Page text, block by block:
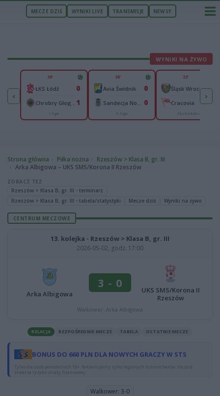
MECZE DZIŚ WYNIKI LIVE TRANSMISJE NEWSY
WYNIKI NA ŻYWO
‹
Legia II Warszawa5
0
39'
ŁKS Łódź 0
1
I liga
38'
Avia Świdnik 0
0
II liga
23'
Śląsk Wrocław 0
Cracovia 0
Ekstraklasa
›
Strona główna Piłka nożna
Rzeszów > Klasa B, gr. III
Arka Albigowa – UKS SMS/Korona II Rzeszów
ZOBACZ TEŻ
Rzeszów > Klasa B, gr. III - terminarz
Rzeszów > Klasa B, gr. III - tabela/statystyki
Mecze dziś Wyniki na żywo
CENTRUM MECZOWE
13. kolejka - Rzeszów > Klasa B, gr. III
2026-05-02, godz. 17:00
Arka Albigowa
3 - 0
UKS SMS/Korona II
Rzeszów
Walkower: Arka Albigowa
RELACJA BEZPOŚREDNIE MECZE TABELA OSTATNIE MECZE
BONUS DO 660 PLN DLA NOWYCH GRACZY W STS
Tylko dla osób pełnoletnich 18+. Reklamujemy tylko legalnych bukmacherów. Hazard
stwarza ryzyko straty finansowej.
Walkower: 3-0